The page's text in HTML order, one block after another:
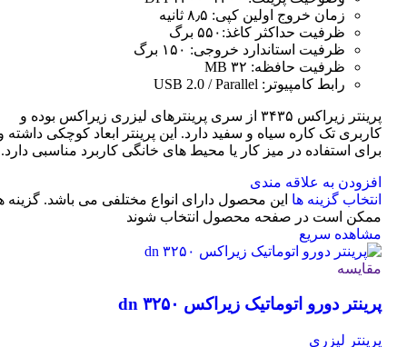
زمان خروج اولین کپی: ۸٫۵ ثانیه
ظرفیت حداکثر کاغذ:۵۵۰ برگ
ظرفیت استاندارد خروجی: ۱۵۰ برگ
ظرفیت حافظه: ۳۲ MB
رابط کامپیوتر: USB 2.0 / Parallel
پرینتر زیراکس ۳۴۳۵ از سری پرینترهای لیزری زیراکس بوده و
کاربری تک کاره سیاه و سفید دارد. این پرینتر ابعاد کوچکی داشته
برای استفاده در میز کار یا محیط های خانگی کاربرد مناسبی دارد.
افزودن به علاقه مندی
انتخاب گزینه ها این محصول دارای انواع مختلفی می باشد. گزینه
ممکن است در صفحه محصول انتخاب شوند
مشاهده سریع
مقایسه
پرینتر دورو اتوماتیک زیراکس dn ۳۲۵۰
پرینتر لیزری